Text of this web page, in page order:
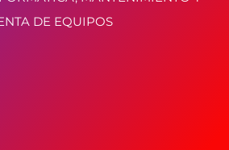
DE EQUIPOS